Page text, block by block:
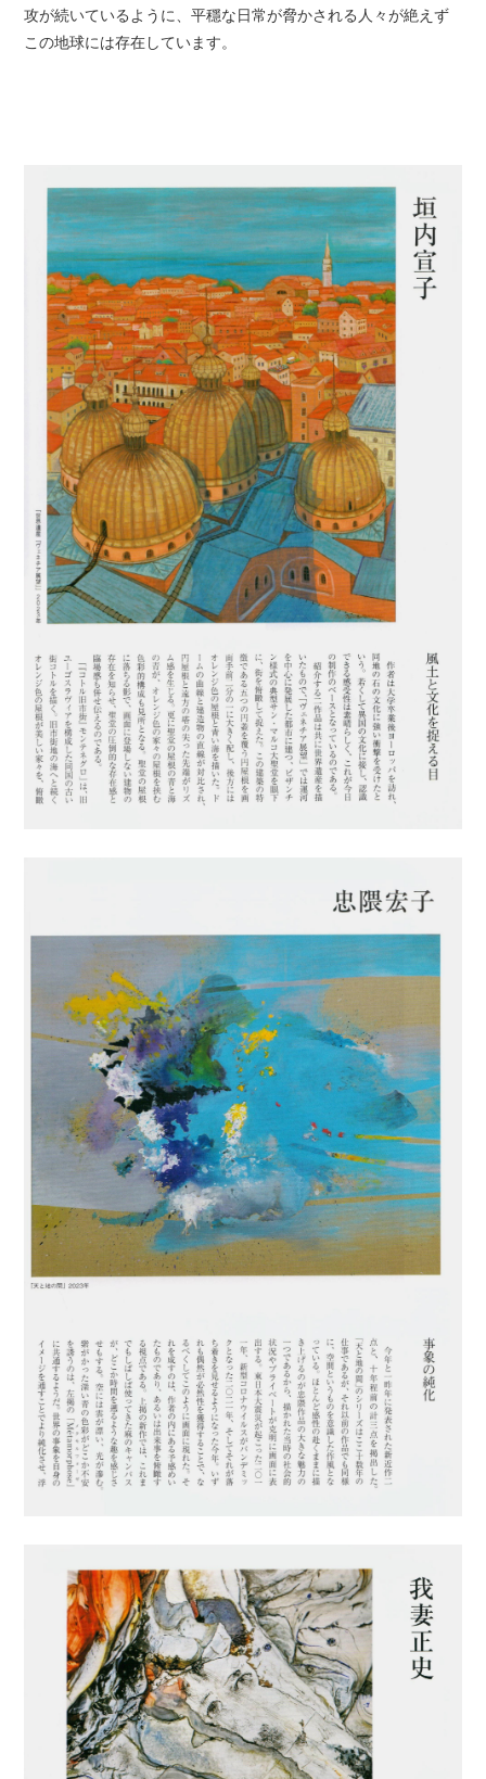
攻が続いているように、平穩な日常が脅かされる人々が絶えず
この地球には存在しています。